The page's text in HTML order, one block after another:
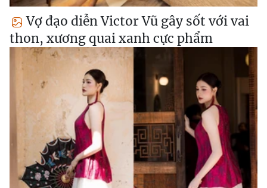
Vợ đạo diễn Victor Vũ gây sốt với vai
thon, xương quai xanh cực phẩm